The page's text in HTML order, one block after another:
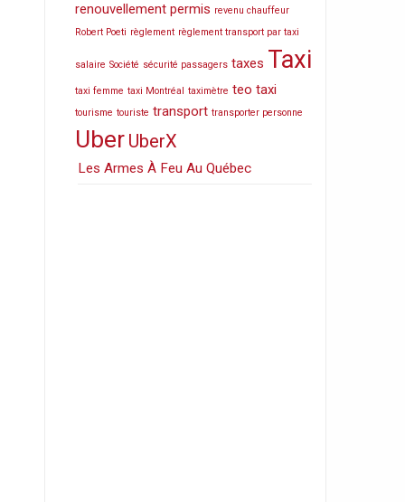
renouvellement permis revenu chauffeur
Robert Poeti règlement règlement transport par taxi
salaire Société sécurité passagers taxes Taxi
taxi femme taxi Montréal taximètre teo taxi
tourisme touriste transport transporter personne
Uber UberX
Les Armes À Feu Au Québec